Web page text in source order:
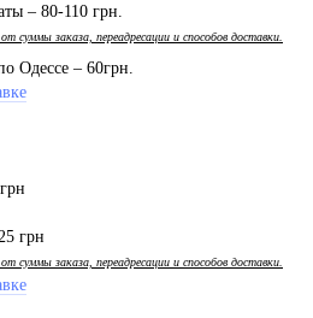
– 80-110 грн.
суммы заказа, переадресации и способов доставки.
Одессе – 60грн.
грн
суммы заказа, переадресации и способов доставки.